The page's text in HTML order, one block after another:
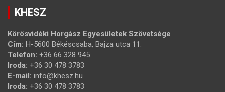
KHESZ
Körösvidéki Horgász Egyesületek Szövetsége
Cím: H-5600 Békéscsaba, Bajza utca 11.
Telefon: +36 66 328 945
Iroda: +36 30 478 3783
E-mail: info@khesz.hu
Iroda: +36 30 478 3783